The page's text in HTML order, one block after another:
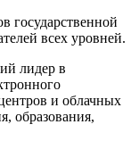
государственной
всех уровней.
лидер в
и облачных
образования,